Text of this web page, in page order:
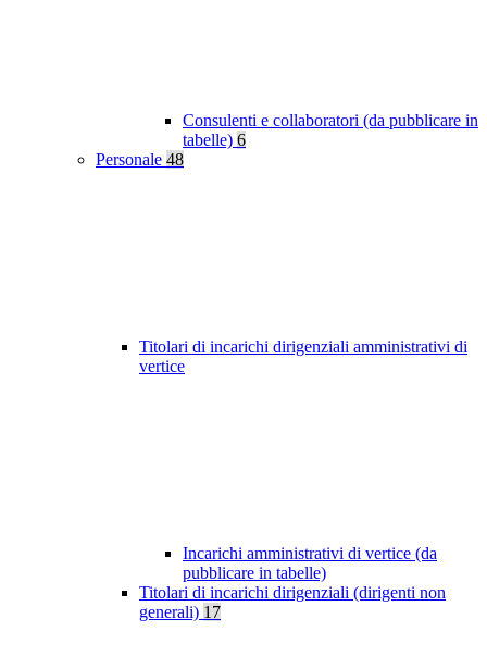
Consulenti e collaboratori (da pubblicare in
tabelle) 6
Personale 48
Titolari di incarichi dirigenziali amministrativi di
vertice
Incarichi amministrativi di vertice (da
pubblicare in tabelle)
Titolari di incarichi dirigenziali (dirigenti non
generali) 17